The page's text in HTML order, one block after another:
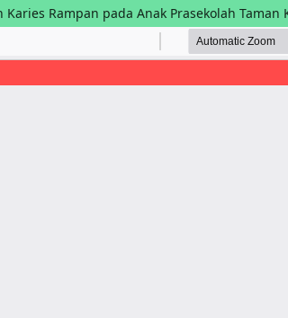
Rampan pada Anak Prasekolah Taman